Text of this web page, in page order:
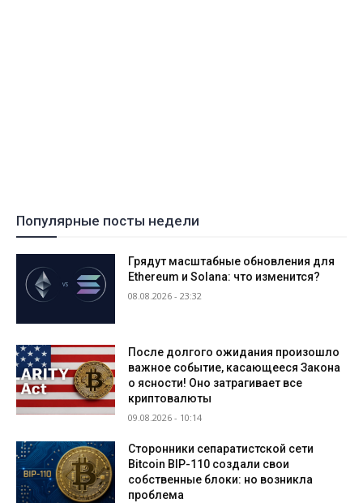
Популярные посты недели
Грядут масштабные обновления для
Ethereum и Solana: что изменится?
08.08.2026 - 23:32
После долгого ожидания произошло
важное событие, касающееся Закона
о ясности! Оно затрагивает все
криптовалюты
09.08.2026 - 10:14
Сторонники сепаратистской сети
Bitcoin BIP-110 создали свои
собственные блоки: но возникла
проблема